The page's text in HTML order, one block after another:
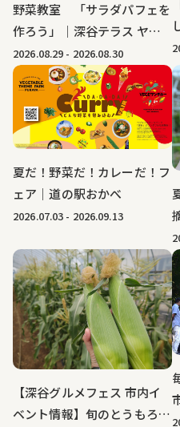
野菜教室 「サラダパフェを
作ろう」｜深谷テラス ヤサ
イな仲間たちファーム
2026.08.29 - 2026.08.30
夏だ！野菜だ！カレーだ！フ
ェア｜道の駅おかべ
2026.07.03 - 2026.09.13
【深谷グルメフェス 市内イ
ベント情報】旬のとうもろこ